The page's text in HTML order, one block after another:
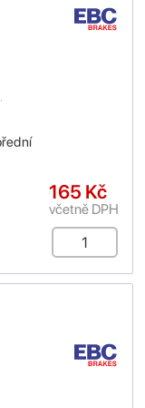
165 Kč
včetně DPH